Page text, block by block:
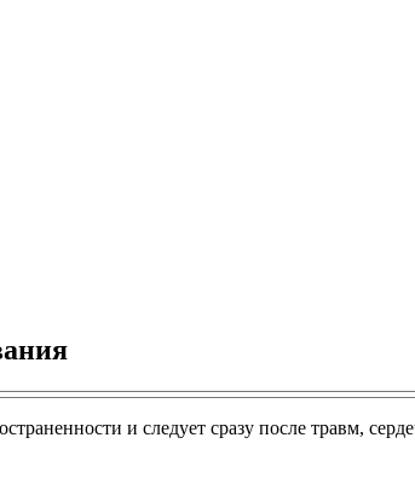
и следует сразу после травм,